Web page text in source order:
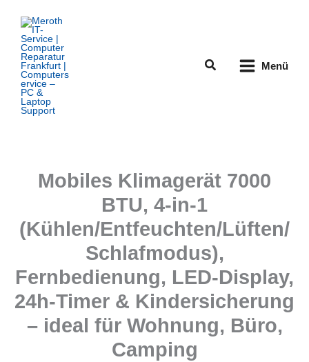
Inhalt
springen
Suchen Menü
Mobiles Klimagerät 7000
BTU, 4-in-1
(Kühlen/Entfeuchten/Lüften/
Schlafmodus),
Fernbedienung, LED-Display,
24h-Timer & Kindersicherung
– ideal für Wohnung, Büro,
Camping